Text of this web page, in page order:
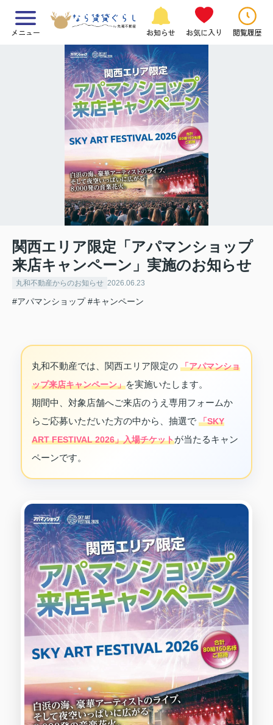
メニュー お知らせ お気に入り 閲覧履歴
関西エリア限定「アパマンショップ
来店キャンペーン」実施のお知らせ
丸和不動産からのお知らせ 2026.06.23
#アパマンショップ #キャンペーン
丸和不動産では、関西エリア限定の 「アパマンショ
ップ来店キャンペーン」を実施いたします。
期間中、対象店舗へご来店のうえ専用フォームか
らご応募いただいた方の中から、抽選で 「SKY
ART FESTIVAL 2026」入場チケットが当たるキャン
ペーンです。